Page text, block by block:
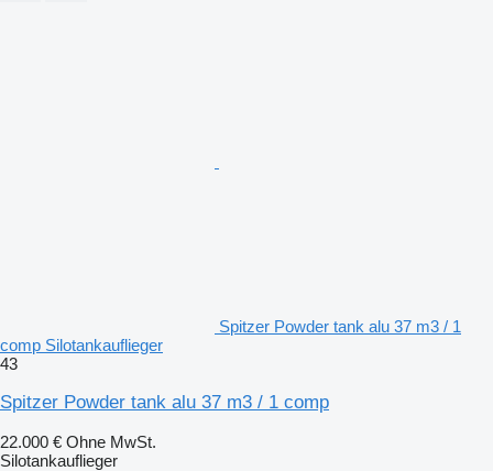
Spitzer Powder tank alu 37 m3 / 1
comp Silotankauflieger
43
Spitzer Powder tank alu 37 m3 / 1 comp
22.000 € Ohne MwSt.
Silotankauflieger